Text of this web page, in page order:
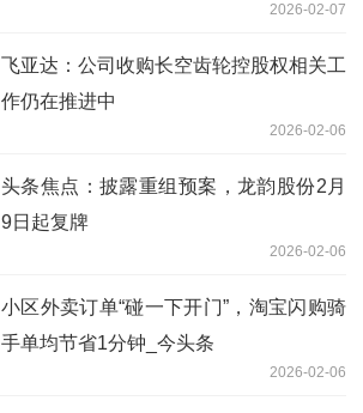
2026-02-07
飞亚达：公司收购长空齿轮控股权相关工
作仍在推进中
2026-02-06
头条焦点：披露重组预案，龙韵股份2月
9日起复牌
2026-02-06
小区外卖订单“碰一下开门”，淘宝闪购骑
手单均节省1分钟_今头条
2026-02-06